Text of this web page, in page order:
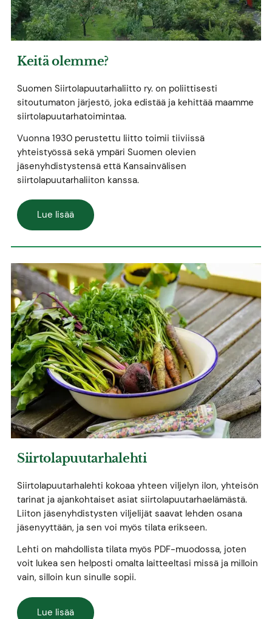
Keitä olemme?
Suomen Siirtolapuutarhaliitto ry. on poliittisesti
sitoutumaton järjestö, joka edistää ja kehittää maamme
siirtolapuutarhatoimintaa.
Vuonna 1930 perustettu liitto toimii tiiviissä
yhteistyössä sekä ympäri Suomen olevien
jäsenyhdistystensä että Kansainvälisen
siirtolapuutarhaliiton kanssa.
Lue lisää
Siirtolapuutarhalehti
Siirtolapuutarhalehti kokoaa yhteen viljelyn ilon, yhteisön
tarinat ja ajankohtaiset asiat siirtolapuutarhaelämästä.
Liiton jäsenyhdistysten viljelijät saavat lehden osana
jäsenyyttään, ja sen voi myös tilata erikseen.
Lehti on mahdollista tilata myös PDF-muodossa, joten
voit lukea sen helposti omalta laitteeltasi missä ja milloin
vain, silloin kun sinulle sopii.
Lue lisää